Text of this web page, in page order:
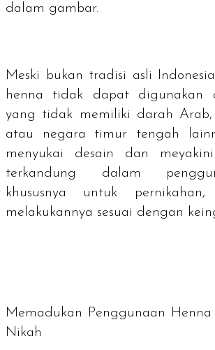
dalam gambar.
Meski bukan tradisi asli
henna tidak dapat digunakan
yang tidak memiliki darah Arab,
atau negara timur tengah
menyukai desain dan
terkandung dalam
khususnya untuk
melakukannya sesuai dengan
Memadukan Penggunaan
Nikah